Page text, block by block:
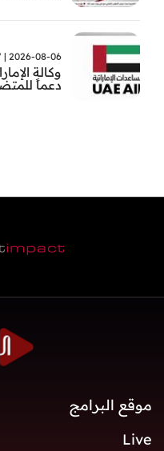
2026-08-06 | 12:17
وكالة
دعماً
موقع البرامج
Live